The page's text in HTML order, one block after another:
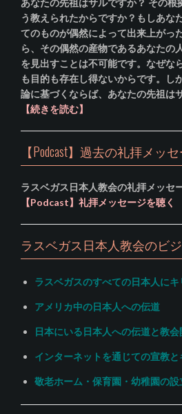
あなたの先祖はサルですか？ その根
う教えられたからですか？もしあな
てのものが偶然によって出来上がっ
ら、その偶然の産物であるあなたの
を見出すことは不可能です。なぜな
も目的も存在し得ないからです。し
論に基づくならば、あなたの先祖は
【続きを読む】
【Podcast】過去の礼拝メッ
ラスベガス日本人教会の礼拝メッセ
【Podcast】礼拝メッセージを聴く
ラスベガス日本人教会のビ
ラスベガスのすべての日本人に
アメリカ中の日本人への伝道
日本にいる日本人への伝道と教会
インターネットを通じての宣教
敬老ホーム・保育園・幼稚園の設